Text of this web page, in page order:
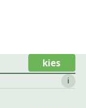
kies
i